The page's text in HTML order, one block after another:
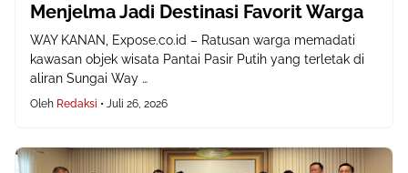
Menjelma Jadi Destinasi Favorit Warga
WAY KANAN, Expose.co.id – Ratusan warga memadati
kawasan objek wisata Pantai Pasir Putih yang terletak di
aliran Sungai Way …
Oleh Redaksi • Juli 26, 2026